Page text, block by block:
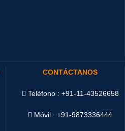
CONTÁCTANOS
Teléfono : +91-11-43526658
Móvil : +91-9873336444